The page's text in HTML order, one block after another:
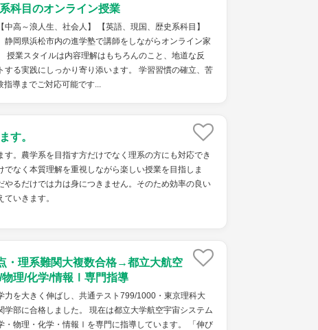
科目のオンライン授業
中高～浪人生、社会人】 【英語、現国、歴史系科目】
静岡県浜松市内の進学塾で講師をしながらオンライン家
授業スタイルは内容理解はもちろんのこと、地道な反
する実践にしっかり寄り添います。 学習習慣の確立、苦
指導までご対応可能です...
す。
す。農学系を目指す方だけでなく理系の方にも対応でき
でなく本質理解を重視しながら楽しい授業を目指しま
やるだけでは力は身につきません。そのため効率の良い
いきます。
・理系難関大複数合格→都立大航空
物理/化学/情報Ⅰ専門指導
力を大きく伸ばし、共通テスト799/1000・東京理科大
学部に合格しました。 現在は都立大学航空宇宙システム
・物理・化学・情報Ⅰを専門に指導しています。 「伸び